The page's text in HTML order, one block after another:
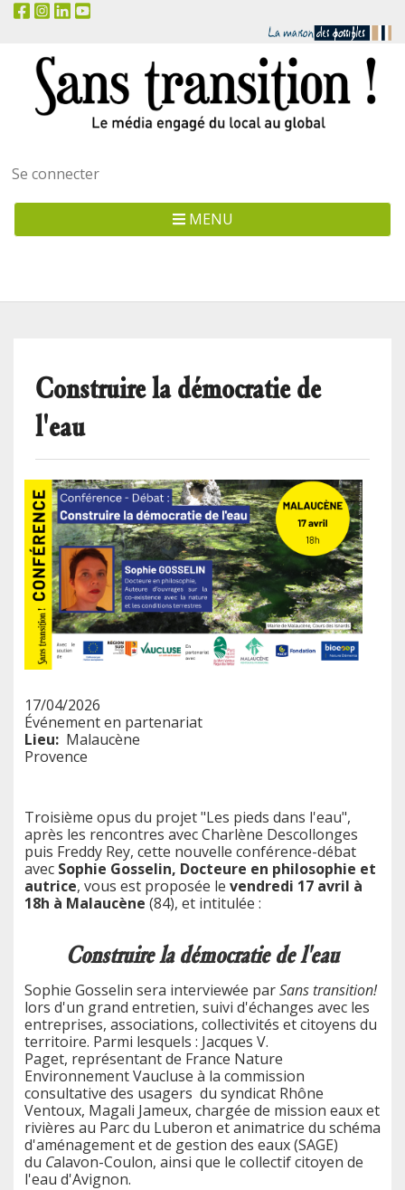
Menu
utilisateur
Se connecter
MENU
Construire la démocratie de
l'eau
17/04/2026
Événement en partenariat
Lieu
Malaucène
Provence
Troisième opus du projet "Les pieds dans l'eau",
après les rencontres avec Charlène Descollonges
puis Freddy Rey, cette nouvelle conférence-débat
avec Sophie Gosselin, Docteure en philosophie et
autrice, vous est proposée le vendredi 17 avril à
18h à Malaucène (84), et intitulée :
Construire la démocratie de l'eau
Sophie Gosselin sera interviewée parSans transition!
lors d'un grand entretien, suivi d'échanges avec les
entreprises, associations, collectivités et citoyens du
territoire. Parmi lesquels : Jacques V.
Paget, représentant de France Nature
Environnement Vaucluse à la commission
consultative des usagers du syndicat Rhône
Ventoux, Magali Jameux, chargée de mission eaux et
rivières au Parc du Luberon etanimatrice du schéma
d'aménagement et de gestion des eaux (SAGE)
du Calavon-Coulon, ainsi que le collectif citoyen de
l'eau d'Avignon.